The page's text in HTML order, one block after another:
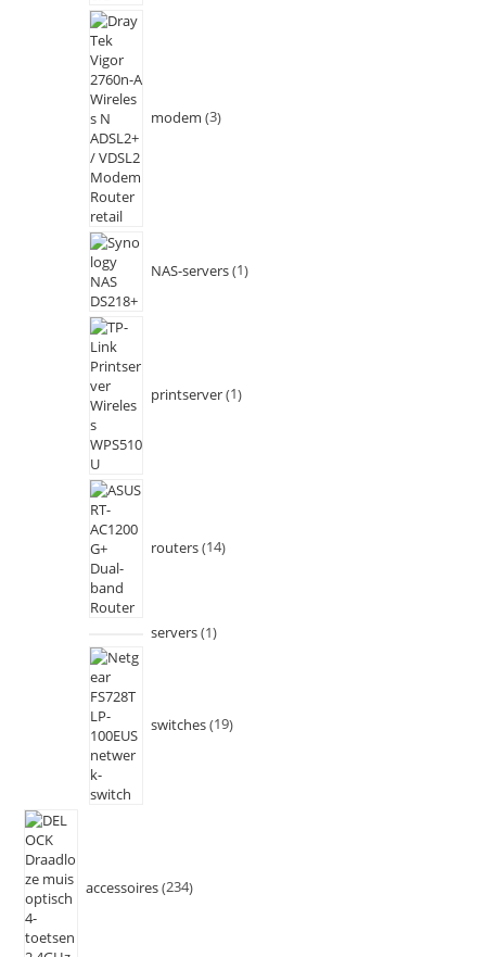
modem 3
NAS-servers 1
printserver 1
routers 14
servers 1
switches 19
accessoires 234